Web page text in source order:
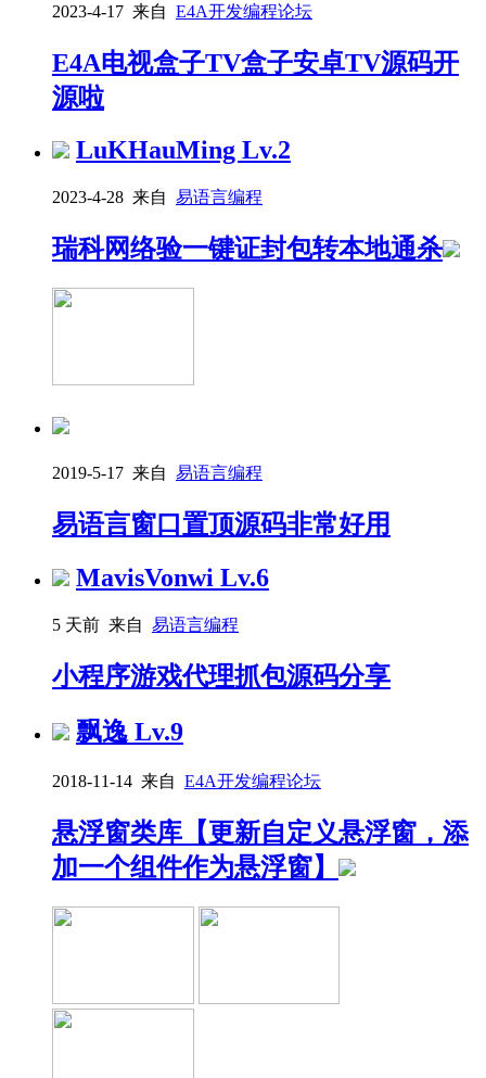
2023-4-17 来自 E4A开发编程论坛
E4A电视盒子TV盒子安卓TV源码开
源啦
LuKHauMing Lv.2
2023-4-28 来自 易语言编程
瑞科网络验一键证封包转本地通杀
2019-5-17 来自 易语言编程
易语言窗口置顶源码非常好用
MavisVonwi Lv.6
5 天前 来自 易语言编程
小程序游戏代理抓包源码分享
飘逸Lv.9
2018-11-14 来自 E4A开发编程论坛
悬浮窗类库【更新自定义悬浮窗，添
加一个组件作为悬浮窗】